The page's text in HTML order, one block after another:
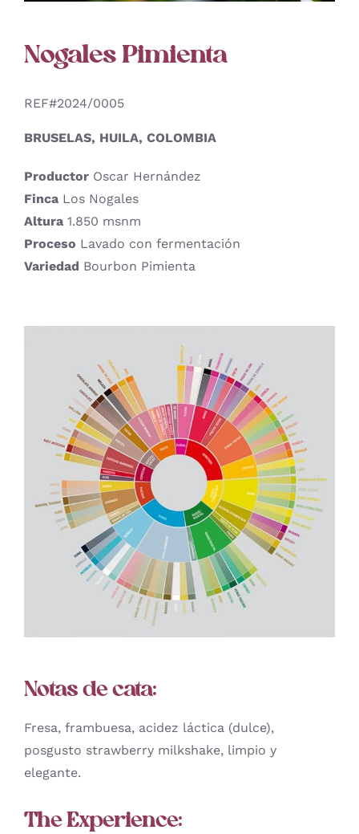
Nogales Pimienta
REF#2024/0005
BRUSELAS, HUILA, COLOMBIA
ProductorOscar Hernández
FincaLos Nogales
Altura1.850 msnm
Proceso Lavado con fermentación
Variedad Bourbon Pimienta
Notas de cata:
Fresa, frambuesa, acidez láctica (dulce),
posgusto strawberry milkshake, limpio y
elegante.
The Experience: